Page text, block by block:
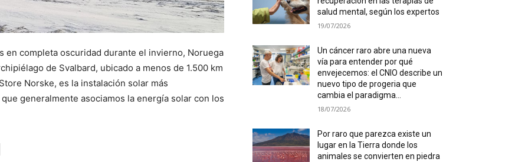
en completa oscuridad durante el invierno, Noruega
de Svalbard, ubicado a menos de 1.500 km
Norske, es la instalación solar más
generalmente asociamos la energía solar con los
salud mental, según los expertos
19/07/2026
Un cáncer raro abre una nueva
vía para entender por qué
envejecemos: el CNIO describe un
nuevo tipo de progeria que
cambia el paradigma...
18/07/2026
Por raro que parezca existe un
lugar en la Tierra donde los
animales se convierten en piedra